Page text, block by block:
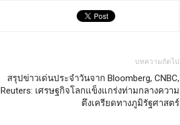
บทความถัดไป
สรุปข่าวเด่นประจำวันจาก Bloomberg, CNBC,
Reuters: เศรษฐกิจโลกแข็งแกร่งท่ามกลางความ
ตึงเครียดทางภูมิรัฐศาสตร์